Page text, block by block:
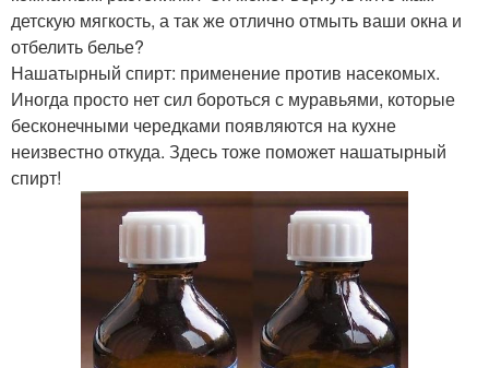
детскую мягкость, а так же отлично отмыть ваши окна и
отбелить белье?
Нашатырный спирт: применение против насекомых.
Иногда просто нет сил бороться с муравьями, которые
бесконечными чередками появляются на кухне
неизвестно откуда. Здесь тоже поможет нашатырный
спирт!